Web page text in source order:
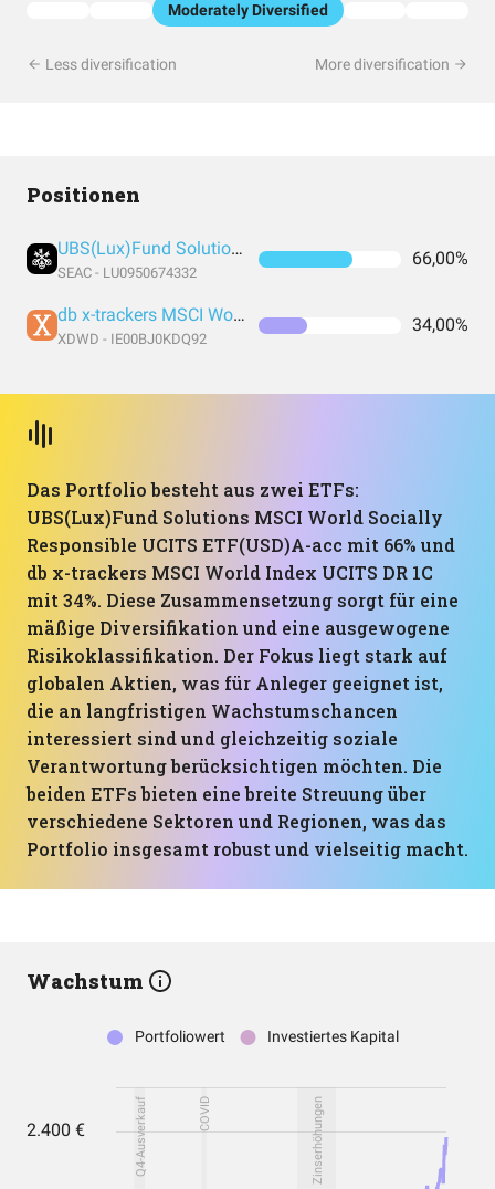
Moderately Diversified
Less diversification More diversification
Positionen
UBS(Lux)Fund Solutions MSCI World Socially Responsible UCITS ETF(USD)A-acc
SEAC - LU0950674332
66,00%
db x-trackers MSCI World Index UCITS DR 1C
XDWD - IE00BJ0KDQ92
34,00%
Das Portfolio besteht aus zwei ETFs:
UBS(Lux)Fund Solutions MSCI World Socially
Responsible UCITS ETF(USD)A-acc mit 66% und
db x-trackers MSCI World Index UCITS DR 1C
mit 34%. Diese Zusammensetzung sorgt für eine
mäßige Diversifikation und eine ausgewogene
Risikoklassifikation. Der Fokus liegt stark auf
globalen Aktien, was für Anleger geeignet ist,
die an langfristigen Wachstumschancen
interessiert sind und gleichzeitig soziale
Verantwortung berücksichtigen möchten. Die
beiden ETFs bieten eine breite Streuung über
verschiedene Sektoren und Regionen, was das
Portfolio insgesamt robust und vielseitig macht.
Wachstum